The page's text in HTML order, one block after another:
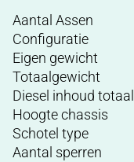
Aantal Assen
Configuratie
Eigen gewicht
Totaalgewicht
Diesel inhoud totaal
Hoogte chassis
Schotel type
Aantal sperren